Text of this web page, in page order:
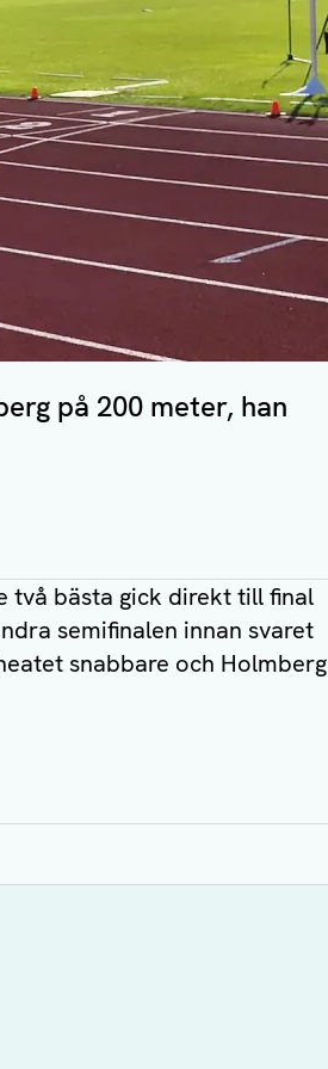
på 200 meter, han
två bästa gick direkt till final
semifinalen innan svaret
snabbare och Holmberg